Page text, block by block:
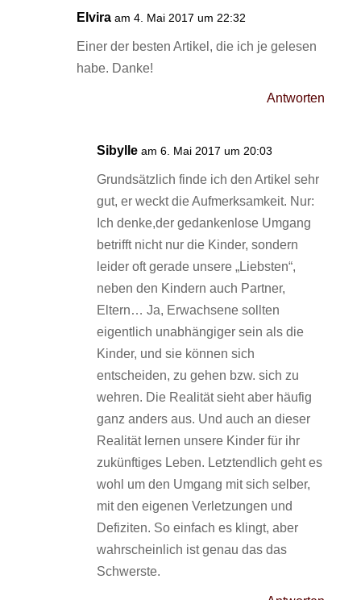
Elvira am 4. Mai 2017 um 22:32
Einer der besten Artikel, die ich je gelesen
habe. Danke!
Antworten
Sibylle am 6. Mai 2017 um 20:03
Grundsätzlich finde ich den Artikel sehr
gut, er weckt die Aufmerksamkeit. Nur:
Ich denke,der gedankenlose Umgang
betrifft nicht nur die Kinder, sondern
leider oft gerade unsere „Liebsten“,
neben den Kindern auch Partner,
Eltern… Ja, Erwachsene sollten
eigentlich unabhängiger sein als die
Kinder, und sie können sich
entscheiden, zu gehen bzw. sich zu
wehren. Die Realität sieht aber häufig
ganz anders aus. Und auch an dieser
Realität lernen unsere Kinder für ihr
zukünftiges Leben. Letztendlich geht es
wohl um den Umgang mit sich selber,
mit den eigenen Verletzungen und
Defiziten. So einfach es klingt, aber
wahrscheinlich ist genau das das
Schwerste.